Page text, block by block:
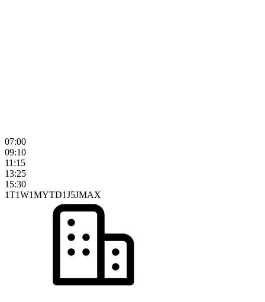
07:00
09:10
11:15
13:25
15:30
1T1W1MYTD1J5JMAX